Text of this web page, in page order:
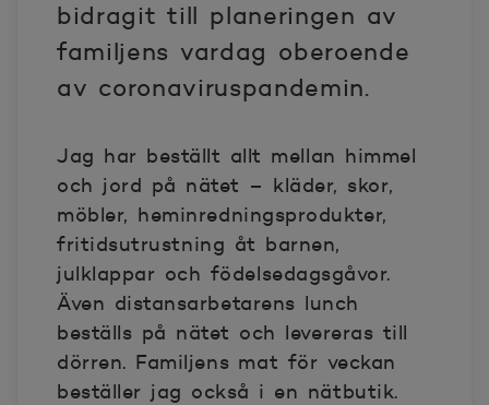
bidragit till planeringen av
familjens vardag oberoende
av coronaviruspandemin.
Jag har beställt allt mellan himmel
och jord på nätet – kläder, skor,
möbler, heminredningsprodukter,
fritidsutrustning åt barnen,
julklappar och födelsedagsgåvor.
Även distansarbetarens lunch
beställs på nätet och levereras till
dörren. Familjens mat för veckan
beställer jag också i en nätbutik.